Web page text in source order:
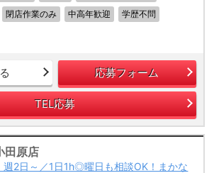
閉店作業のみ 中高年歓迎
学歴不問
応募フォーム
TEL応募
田原店
週2日～／1日1h◎曜日も相談OK！まかな